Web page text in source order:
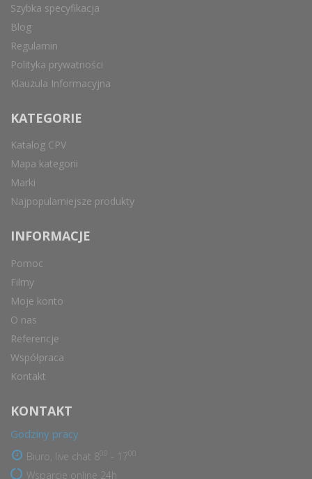
Szybka specyfikacja
Blog
Regulamin
Polityka prywatności
Klauzula Informacyjna
KATEGORIE
Katalog CPV
Mapa kategorii
Marki
Najpopularniejsze produkty
INFORMACJE
Pomoc
Filmy
Moje konto
O nas
Referencje
Współpraca
Kontakt
KONTAKT
Godziny pracy
Biuro, live chat 8 - 17
Wsparcie online 24h